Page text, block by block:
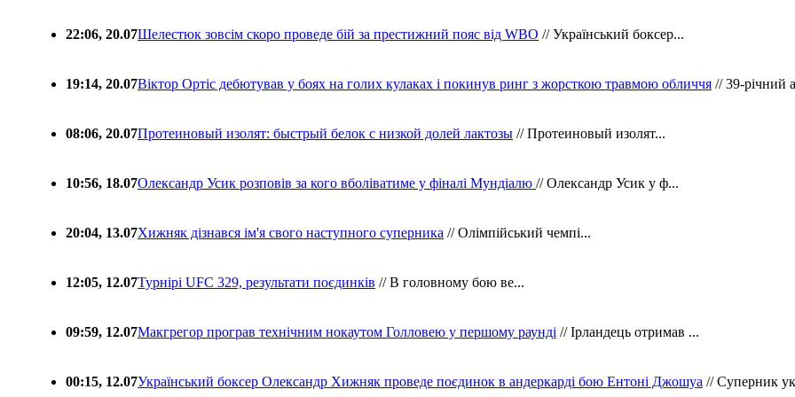
22:06, 20.07Шелестюк зовсім скоро проведе бій за престижний пояс від WBO // Український боксер...
19:14, 20.07Віктор Ортіс дебютував у боях на голих кулаках і покинув ринг з жорсткою травмою обличчя // 39-річний
08:06, 20.07Протеиновый изолят: быстрый белок с низкой долей лактозы // Протеиновый изолят...
10:56, 18.07Олександр Усик розповів за кого вболіватиме у фіналі Мундіалю // Олександр Усик у ф...
20:04, 13.07Хижняк дізнався ім'я свого наступного суперника // Олімпійський чемпі...
12:05, 12.07Турнірі UFC 329, результати поєдинків // В головному бою ве...
09:59, 12.07Макгрегор програв технічним нокаутом Голловею у першому раунді // Ірландець отримав ...
00:15, 12.07Український боксер Олександр Хижняк проведе поєдинок в андеркарді бою Ентоні Джошуа // Суперник